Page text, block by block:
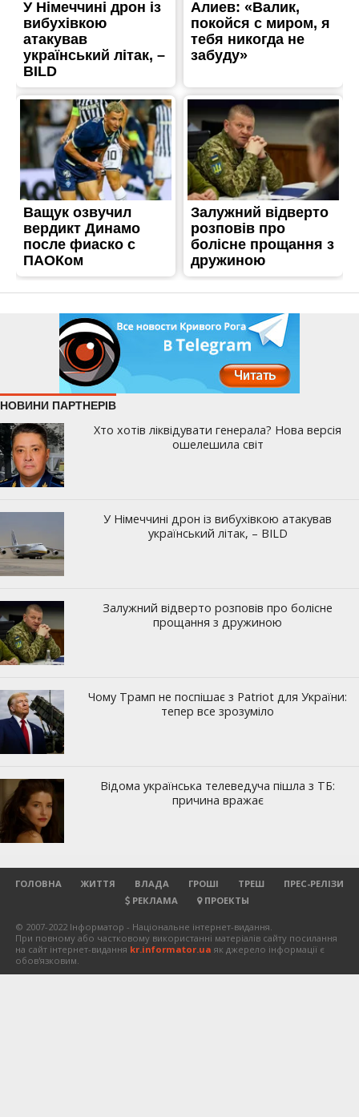
ГОЛОВНА ЖИТТЯ ВЛАДА ГРОШІ ТРЕШ
ПРЕС-РЕЛІЗИ
РЕКЛАМА
ПРОЕКТЫ
© 2007-2022 Інформатор - Національне інтернет-видання.
При повному або частковому використанні матеріалів сайту посилання
на сайт інтернет-видання kr.informator.ua як джерело інформації є
обов'язковим.